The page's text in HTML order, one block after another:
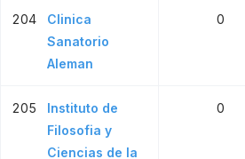
204
Clinica
Sanatorio
Aleman
0
205
Instituto de
Filosofia y
Ciencias de la
0